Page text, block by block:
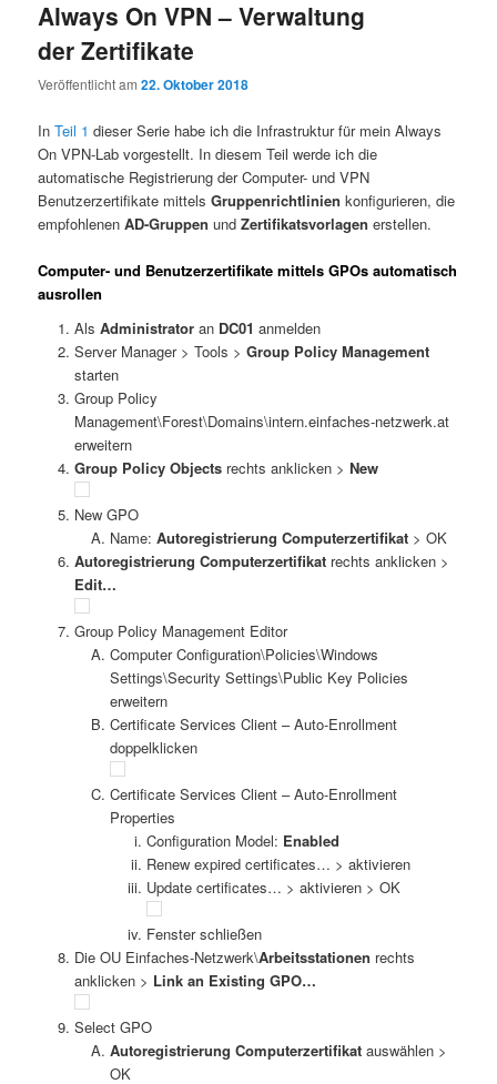
Always On VPN – Verwaltung
der Zertifikate
Veröffentlicht am22. Oktober 2018
InTeil 1 dieser Serie habe ich die Infrastruktur für mein Always
On VPN-Lab vorgestellt. In diesem Teil werde ich die
automatische Registrierung der Computer- und VPN
Benutzerzertifikate mittels Gruppenrichtlinien konfigurieren, die
empfohlenen AD-Gruppen undZertifikatsvorlagen erstellen.
Computer- und Benutzerzertifikate mittels GPOs automatisch
ausrollen
Als Administratoran DC01 anmelden
Server Manager > Tools > Group Policy Management
starten
Group Policy
Management\Forest\Domains\intern.einfaches-netzwerk.at
erweitern
Group Policy Objectsrechts anklicken > New
New GPO
Name:Autoregistrierung Computerzertifikat > OK
Autoregistrierung Computerzertifikatrechts anklicken >
Edit…
Group Policy Management Editor
Computer Configuration\Policies\Windows
Settings\Security Settings\Public Key Policies
erweitern
Certificate Services Client – Auto-Enrollment
doppelklicken
Certificate Services Client – Auto-Enrollment
Properties
Configuration Model: Enabled
Renew expired certificates… > aktivieren
Update certificates… > aktivieren > OK
Fenster schließen
Die OU Einfaches-Netzwerk\Arbeitsstationen rechts
anklicken > Link an Existing GPO…
Select GPO
Autoregistrierung Computerzertifikat auswählen >
OK